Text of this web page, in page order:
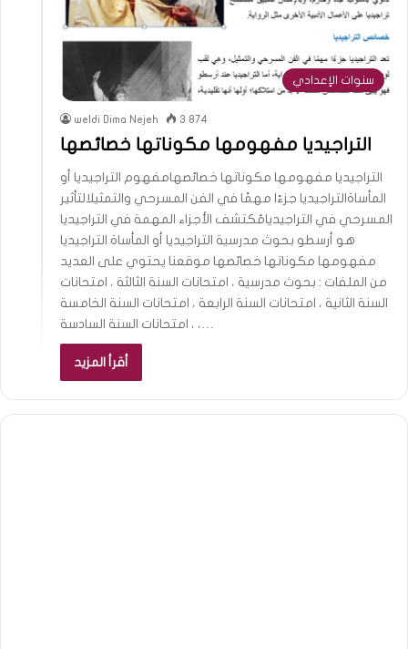
سنوات الإعدادي
weldi Dima Nejeh 3 874
التراجيديا مفهومها مكوناتها خصائصها
التراجيديا مفهومها مكوناتها خصائصهامفهوم التراجيديا أو
المأساةالتراجيديا جزءًا مهمًا في الفن المسرحي والتمثيلالتأثير
المسرحي في التراجيديامُكتشف الأجزاء المهمة في التراجيديا
هو أرسطو بحوث مدرسية التراجيديا أو المأساة التراجيديا
مفهومها مكوناتها خصائصها موقعنا يحتوي على العديد
من الملفات : بحوث مدرسية ، امتحانات السنة الثالثة ، امتحانات
السنة الثانية ، امتحانات السنة الرابعة ، امتحانات السنة الخامسة
، امتحانات السنة السادسة ،…
أقرأ المزيد